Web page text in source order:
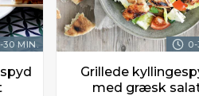
30 MIN.
Grillede
med græsk